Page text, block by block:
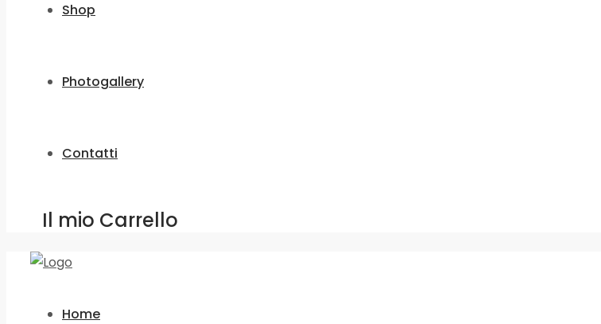
Shop
Photogallery
Contatti
Il mio Carrello
Home